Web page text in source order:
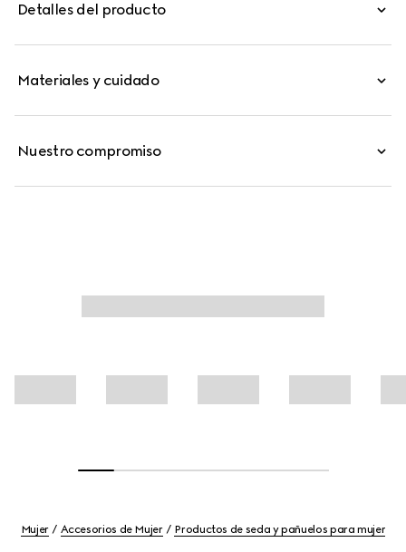
Detalles del producto
Materiales y cuidado
Nuestro compromiso
Mujer Accesorios de Mujer Productos de seda y pañuelos para mujer